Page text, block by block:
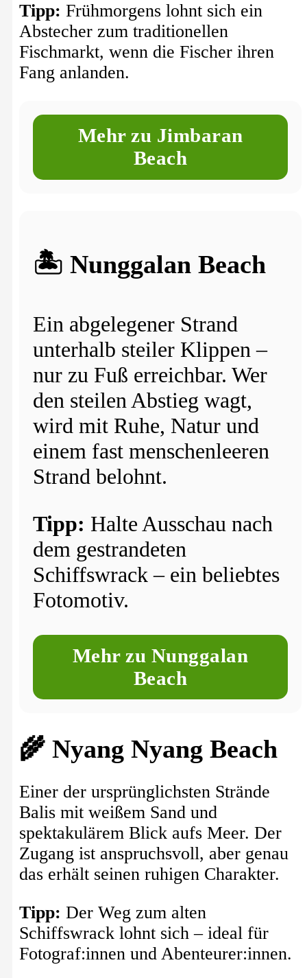
Tipp: Frühmorgens lohnt sich ein
Abstecher zum traditionellen
Fischmarkt, wenn die Fischer ihren
Fang anlanden.
Mehr zu Jimbaran
Beach
🏝️ Nunggalan Beach
Ein abgelegener Strand
unterhalb steiler Klippen –
nur zu Fuß erreichbar. Wer
den steilen Abstieg wagt,
wird mit Ruhe, Natur und
einem fast menschenleeren
Strand belohnt.
Tipp: Halte Ausschau nach
dem gestrandeten
Schiffswrack – ein beliebtes
Fotomotiv.
Mehr zu Nunggalan
Beach
🌾 Nyang Nyang Beach
Einer der ursprünglichsten Strände
Balis mit weißem Sand und
spektakulärem Blick aufs Meer. Der
Zugang ist anspruchsvoll, aber genau
das erhält seinen ruhigen Charakter.
Tipp: Der Weg zum alten
Schiffswrack lohnt sich – ideal für
Fotograf:innen und Abenteurer:innen.